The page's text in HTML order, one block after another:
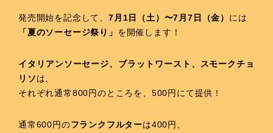
発売開始を記念して、 7月1日（土）〜7月7日（金） には
「夏のソーセージ祭り」 を開催します！
イタリアンソーセージ、ブラットワースト、スモークチョ
リソは、
それぞれ通常800円のところを、500円にて提供！
通常600円のフランクフルターは400円、